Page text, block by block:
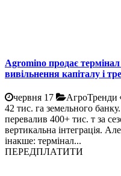
Agromino продає
вивільнення капіталу і
червня 17 АгроТренди
42 тис. га земельного
перевалив 400+ тис. т за
вертикальна інтеграція.
інакше: термінал...
ПЕРЕДПЛАТИТИ